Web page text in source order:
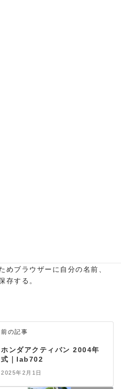
めブラウザーに自分の名前、
存する。
前の記事
ホンダアクティバン 2004年
式｜lab702
2025年2月1日